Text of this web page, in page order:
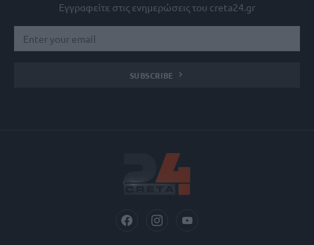
Εγγραφείτε στις ενημερώσεις του creta24.gr
SUBSCRIBE